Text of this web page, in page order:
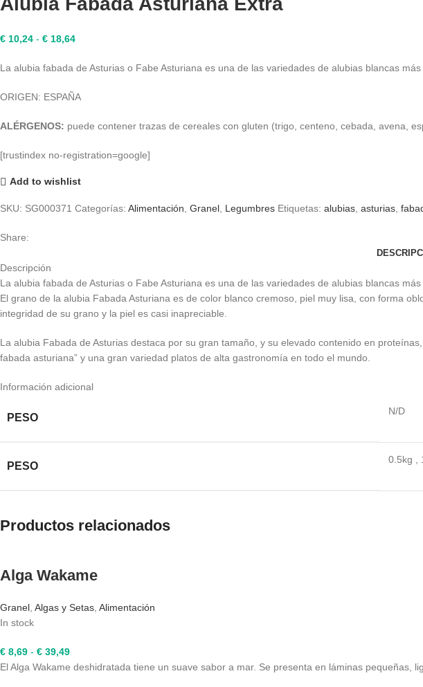
€ 10,24 - € 18,64Rango
precios:
€ 10,24
€ 18,64
La alubia fabada de Asturias o Fabe Asturiana es una de las variedades de alubias blancas
ORIGEN: ESPAÑA
ALÉRGENOS: puede contener trazas de cereales con gluten (trigo, centeno, cebada, avena,
[trustindex no-registration=google]
Add to wishlist
SKU: SG000371 Categorías: Alimentación Granel Legumbres Etiquetas: alubias asturias
Share:
Descripción
La alubia fabada de Asturias o Fabe Asturiana es una de las variedades de alubias blancas
El grano de la alubia Fabada Asturiana es de color blanco cremoso, piel muy lisa, con forma
integridad de su grano y la piel es casi inapreciable.
La alubia Fabada de Asturias destaca por su gran tamaño, y su elevado contenido en
fabada asturiana” y una gran variedad platos de alta gastronomía en todo el mundo.
Información adicional
PESO
N/D
PESO
0.5kg
Productos relacionados
Alga Wakame
Granel Algas y Setas Alimentación
In stock
€ 8,69 - € 39,49Rango
de
El Alga Wakame deshidratada tiene un suave sabor a mar. Se presenta en láminas pequeñas,